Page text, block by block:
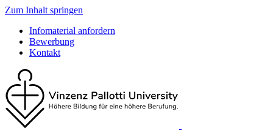
Zum Inhalt springen
Infomaterial anfordern
Bewerbung
Kontakt